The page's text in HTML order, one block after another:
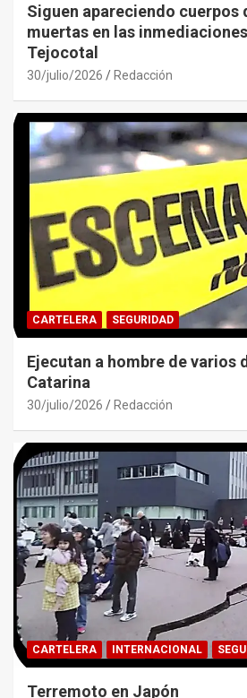
Siguen apareciendo cuerpos
muertas en las
Tejocotal
30/julio/2026 Redacción
CARTELERA SEGURIDAD
Ejecutan a hombre de varios
Catarina
30/julio/2026 Redacción
CARTELERA INTERNACIONAL
Terremoto en Japón